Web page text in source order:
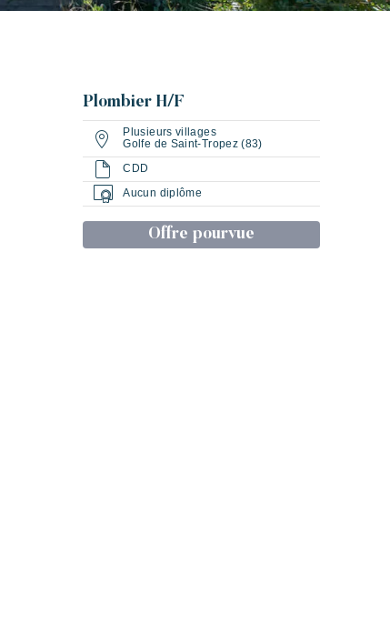
Vivre la Riviera
Evénements & festivals
Plombier H/F
Plusieurs villages
Golfe de Saint-Tropez (83)
CDD
Aucun diplôme
Offre pourvue